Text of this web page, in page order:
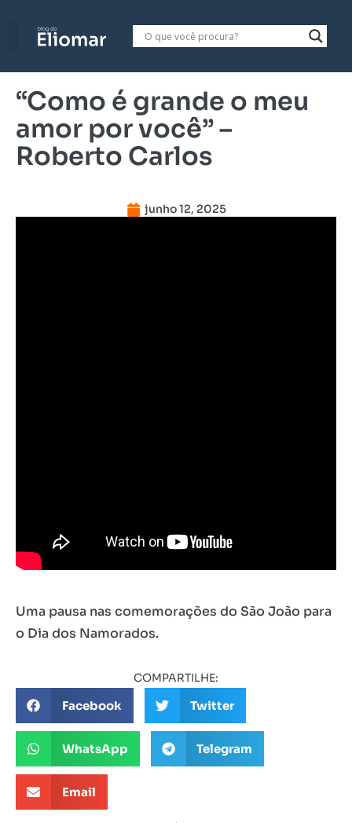
“Como é grande o meu
amor por você” –
Roberto Carlos
junho 12, 2025
Uma pausa nas comemorações do São João para
o Dia dos Namorados.
COMPARTILHE:
Facebook Twitter
WhatsApp Telegram
Email